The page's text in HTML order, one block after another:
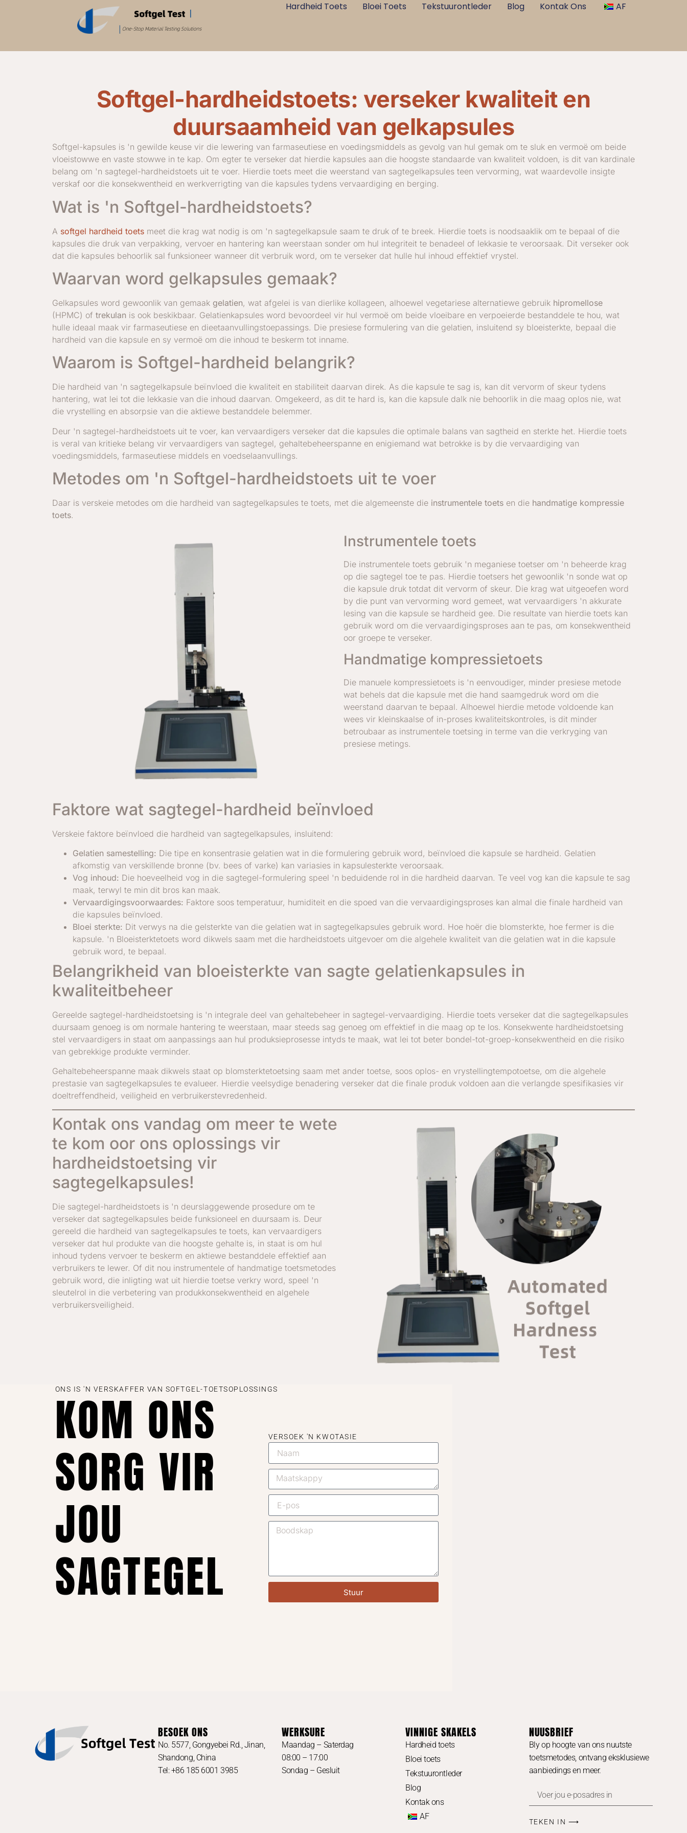
Hardheid Toets Bloei Toets Tekstuurontleder Blog Kontak Ons AF
Softgel-hardheidstoets: verseker kwaliteit en
duursaamheid van gelkapsules
Softgel-kapsules is 'n gewilde keuse vir die lewering van farmaseutiese en voedingsmiddels as gevolg van hul gemak om te sluk en vermoë om beide
vloeistowwe en vaste stowwe in te kap. Om egter te verseker dat hierdie kapsules aan die hoogste standaarde van kwaliteit voldoen, is dit van kardinale
belang om 'n sagtegel-hardheidstoets uit te voer. Hierdie toets meet die weerstand van sagtegelkapsules teen vervorming, wat waardevolle insigte
verskaf oor die konsekwentheid en werkverrigting van die kapsules tydens vervaardiging en berging.
Wat is 'n Softgel-hardheidstoets?
A softgel hardheid toets meet die krag wat nodig is om 'n sagtegelkapsule saam te druk of te breek. Hierdie toets is noodsaaklik om te bepaal of die
kapsules die druk van verpakking, vervoer en hantering kan weerstaan sonder om hul integriteit te benadeel of lekkasie te veroorsaak. Dit verseker ook
dat die kapsules behoorlik sal funksioneer wanneer dit verbruik word, om te verseker dat hulle hul inhoud effektief vrystel.
Waarvan word gelkapsules gemaak?
Gelkapsules word gewoonlik van gemaak gelatien, wat afgelei is van dierlike kollageen, alhoewel vegetariese alternatiewe gebruik hipromellose
(HPMC) of trekulan is ook beskikbaar. Gelatienkapsules word bevoordeel vir hul vermoë om beide vloeibare en verpoeierde bestanddele te hou, wat
hulle ideaal maak vir farmaseutiese en dieetaanvullingstoepassings. Die presiese formulering van die gelatien, insluitend sy bloeisterkte, bepaal die
hardheid van die kapsule en sy vermoë om die inhoud te beskerm tot inname.
Waarom is Softgel-hardheid belangrik?
Die hardheid van 'n sagtegelkapsule beïnvloed die kwaliteit en stabiliteit daarvan direk. As die kapsule te sag is, kan dit vervorm of skeur tydens
hantering, wat lei tot die lekkasie van die inhoud daarvan. Omgekeerd, as dit te hard is, kan die kapsule dalk nie behoorlik in die maag oplos nie, wat
die vrystelling en absorpsie van die aktiewe bestanddele belemmer.
Deur 'n sagtegel-hardheidstoets uit te voer, kan vervaardigers verseker dat die kapsules die optimale balans van sagtheid en sterkte het. Hierdie toets
is veral van kritieke belang vir vervaardigers van sagtegel, gehaltebeheerspanne en enigiemand wat betrokke is by die vervaardiging van
voedingsmiddels, farmaseutiese middels en voedselaanvullings.
Metodes om 'n Softgel-hardheidstoets uit te voer
Daar is verskeie metodes om die hardheid van sagtegelkapsules te toets, met die algemeenste die instrumentele toets en die handmatige kompressie
toets.
Instrumentele toets
Die instrumentele toets gebruik 'n meganiese toetser om 'n beheerde krag
op die sagtegel toe te pas. Hierdie toetsers het gewoonlik 'n sonde wat op
die kapsule druk totdat dit vervorm of skeur. Die krag wat uitgeoefen word
by die punt van vervorming word gemeet, wat vervaardigers 'n akkurate
lesing van die kapsule se hardheid gee. Die resultate van hierdie toets kan
gebruik word om die vervaardigingsproses aan te pas, om konsekwentheid
oor groepe te verseker.
Handmatige kompressietoets
Die manuele kompressietoets is 'n eenvoudiger, minder presiese metode
wat behels dat die kapsule met die hand saamgedruk word om die
weerstand daarvan te bepaal. Alhoewel hierdie metode voldoende kan
wees vir kleinskaalse of in-proses kwaliteitskontroles, is dit minder
betroubaar as instrumentele toetsing in terme van die verkryging van
presiese metings.
Faktore wat sagtegel-hardheid beïnvloed
Verskeie faktore beïnvloed die hardheid van sagtegelkapsules, insluitend:
Gelatien samestelling: Die tipe en konsentrasie gelatien wat in die formulering gebruik word, beïnvloed die kapsule se hardheid. Gelatien
afkomstig van verskillende bronne (bv. bees of varke) kan variasies in kapsulesterkte veroorsaak.
Vog inhoud: Die hoeveelheid vog in die sagtegel-formulering speel 'n beduidende rol in die hardheid daarvan. Te veel vog kan die kapsule te sag
maak, terwyl te min dit bros kan maak.
Vervaardigingsvoorwaardes: Faktore soos temperatuur, humiditeit en die spoed van die vervaardigingsproses kan almal die finale hardheid van
die kapsules beïnvloed.
Bloei sterkte: Dit verwys na die gelsterkte van die gelatien wat in sagtegelkapsules gebruik word. Hoe hoër die blomsterkte, hoe fermer is die
kapsule. 'n Bloeisterktetoets word dikwels saam met die hardheidstoets uitgevoer om die algehele kwaliteit van die gelatien wat in die kapsule
gebruik word, te bepaal.
Belangrikheid van bloeisterkte van sagte gelatienkapsules in
kwaliteitbeheer
Gereelde sagtegel-hardheidstoetsing is 'n integrale deel van gehaltebeheer in sagtegel-vervaardiging. Hierdie toets verseker dat die sagtegelkapsules
duursaam genoeg is om normale hantering te weerstaan, maar steeds sag genoeg om effektief in die maag op te los. Konsekwente hardheidstoetsing
stel vervaardigers in staat om aanpassings aan hul produksieprosesse intyds te maak, wat lei tot beter bondel-tot-groep-konsekwentheid en die risiko
van gebrekkige produkte verminder.
Gehaltebeheerspanne maak dikwels staat op blomsterktetoetsing saam met ander toetse, soos oplos- en vrystellingtempotoetse, om die algehele
prestasie van sagtegelkapsules te evalueer. Hierdie veelsydige benadering verseker dat die finale produk voldoen aan die verlangde spesifikasies vir
doeltreffendheid, veiligheid en verbruikerstevredenheid.
Kontak ons vandag om meer te wete
te kom oor ons oplossings vir
hardheidstoetsing vir
sagtegelkapsules!
Die sagtegel-hardheidstoets is 'n deurslaggewende prosedure om te
verseker dat sagtegelkapsules beide funksioneel en duursaam is. Deur
gereeld die hardheid van sagtegelkapsules te toets, kan vervaardigers
verseker dat hul produkte van die hoogste gehalte is, in staat is om hul
inhoud tydens vervoer te beskerm en aktiewe bestanddele effektief aan
verbruikers te lewer. Of dit nou instrumentele of handmatige toetsmetodes
gebruik word, die inligting wat uit hierdie toetse verkry word, speel 'n
sleutelrol in die verbetering van produkkonsekwentheid en algehele
verbruikersveiligheid.
ONS IS 'N VERSKAFFER VAN SOFTGEL-TOETSOPLOSSINGS
KOM ONS
SORG VIR
JOU
SAGTEGEL
VERSOEK 'N KWOTASIE
Stuur
BESOEK ONS
No. 5577, Gongyebei Rd., Jinan,
Shandong, China
Tel: +86 185 6001 3985
WERKSURE
Maandag – Saterdag
08:00 – 17:00
Sondag – Gesluit
VINNIGE SKAKELS
Hardheid toets
Bloei toets
Tekstuurontleder
Blog
Kontak ons
AF
NUUSBRIEF
Bly op hoogte van ons nuutste
toetsmetodes, ontvang eksklusiewe
aanbiedings en meer.
TEKEN IN ⟶